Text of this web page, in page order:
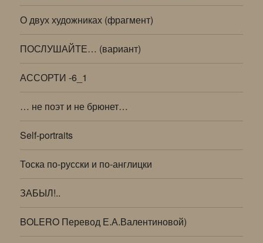
О двух художниках (фрагмент)
ПОСЛУШАЙТЕ… (вариант)
АССОРТИ -6_1
… не поэт и не брюнет…
Self-portraits
Тоска по-русски и по-англицки
ЗАБЫЛ!..
BOLERO Перевод Е.А.Валентиновой)